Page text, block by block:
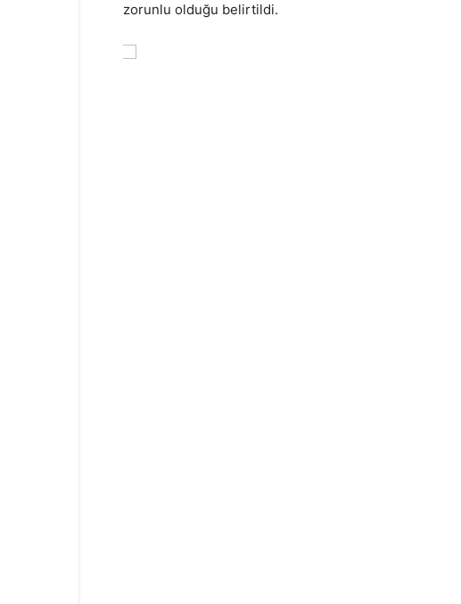
zorunlu olduğu belirtildi.